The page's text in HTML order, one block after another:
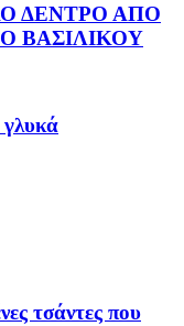
ΔΕΝΤΡΟ ΑΠΟ
ΒΑΣΙΛΙΚΟΥ
τσάντες που